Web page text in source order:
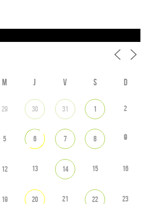
M J V S D
29 30 31 1 2
5 6 7 8 9
12 13 14 15 16
19 20 21 22 23